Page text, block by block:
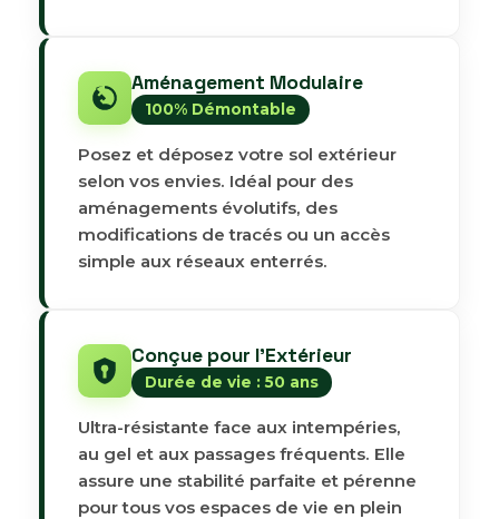
Aménagement Modulaire
100% Démontable
Posez et déposez votre sol extérieur
selon vos envies. Idéal pour des
aménagements évolutifs, des
modifications de tracés ou un accès
simple aux réseaux enterrés.
Conçue pour l'Extérieur
Durée de vie : 50 ans
Ultra-résistante face aux intempéries,
au gel et aux passages fréquents. Elle
assure une stabilité parfaite et pérenne
pour tous vos espaces de vie en plein